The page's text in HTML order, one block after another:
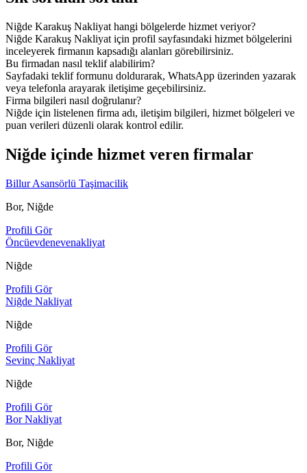
Niğde Karakuş Nakliyat hangi bölgelerde hizmet veriyor?
Niğde Karakuş Nakliyat için profil sayfasındaki hizmet bölgelerini
inceleyerek firmanın kapsadığı alanları görebilirsiniz.
Bu firmadan nasıl teklif alabilirim?
Sayfadaki teklif formunu doldurarak, WhatsApp üzerinden yazarak
veya telefonla arayarak iletişime geçebilirsiniz.
Firma bilgileri nasıl doğrulanır?
Niğde için listelenen firma adı, iletişim bilgileri, hizmet bölgeleri ve
puan verileri düzenli olarak kontrol edilir.
Niğde içinde hizmet veren firmalar
Billur Asansörlü Taşimacilik
Bor, Niğde
Profili Gör
Öncüevdenevenakliyat
Niğde
Profili Gör
Niğde Nakliyat
Niğde
Profili Gör
Sevinç Nakliyat
Niğde
Profili Gör
Bor Nakliyat
Bor, Niğde
Profili Gör